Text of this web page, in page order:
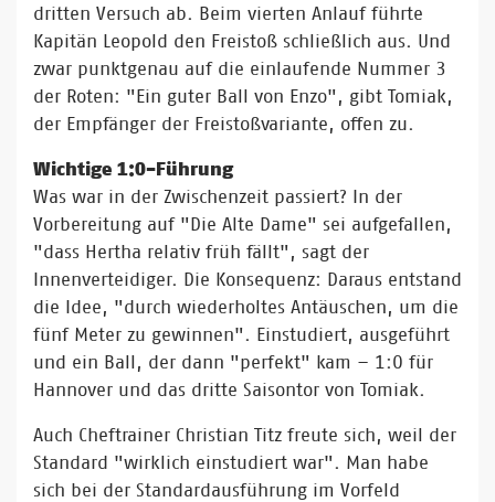
dritten Versuch ab. Beim vierten Anlauf führte
Kapitän Leopold den Freistoß schließlich aus. Und
zwar punktgenau auf die einlaufende Nummer 3
der Roten: "Ein guter Ball von Enzo", gibt Tomiak,
der Empfänger der Freistoßvariante, offen zu.
Wichtige 1:0-Führung
Was war in der Zwischenzeit passiert? In der
Vorbereitung auf "Die Alte Dame" sei aufgefallen,
"dass Hertha relativ früh fällt", sagt der
Innenverteidiger. Die Konsequenz: Daraus entstand
die Idee, "durch wiederholtes Antäuschen, um die
fünf Meter zu gewinnen". Einstudiert, ausgeführt
und ein Ball, der dann "perfekt" kam – 1:0 für
Hannover und das dritte Saisontor von Tomiak.
Auch Cheftrainer Christian Titz freute sich, weil der
Standard "wirklich einstudiert war". Man habe
sich bei der Standardausführung im Vorfeld